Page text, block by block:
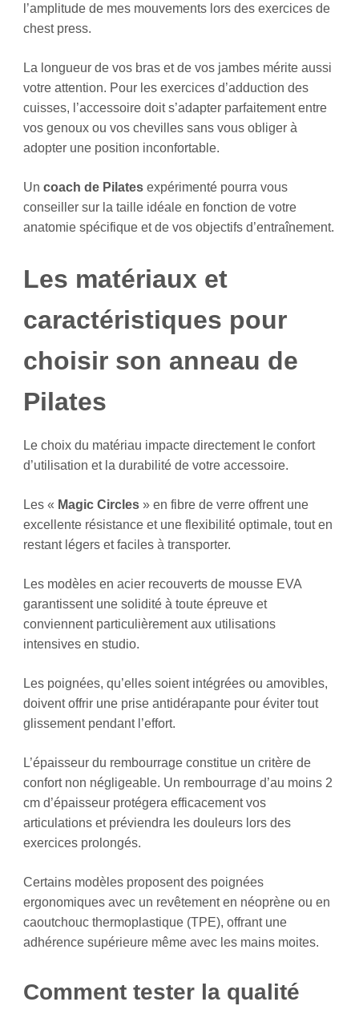
l’amplitude de mes mouvements lors des exercices de
chest press.
La longueur de vos bras et de vos jambes mérite aussi
votre attention. Pour les exercices d’adduction des
cuisses, l’accessoire doit s’adapter parfaitement entre
vos genoux ou vos chevilles sans vous obliger à
adopter une position inconfortable.
Uncoach de Pilates expérimenté pourra vous
conseiller sur la taille idéale en fonction de votre
anatomie spécifique et de vos objectifs d’entraînement.
Les matériaux et
caractéristiques pour
choisir son anneau de
Pilates
Le choix du matériau impacte directement le confort
d’utilisation et la durabilité de votre accessoire.
Les « Magic Circles » en fibre de verre offrent une
excellente résistance et une flexibilité optimale, tout en
restant légers et faciles à transporter.
Les modèles en acier recouverts de mousse EVA
garantissent une solidité à toute épreuve et
conviennent particulièrement aux utilisations
intensives en studio.
Les poignées, qu’elles soient intégrées ou amovibles,
doivent offrir une prise antidérapante pour éviter tout
glissement pendant l’effort.
L’épaisseur du rembourrage constitue un critère de
confort non négligeable. Un rembourrage d’au moins 2
cm d’épaisseur protégera efficacement vos
articulations et préviendra les douleurs lors des
exercices prolongés.
Certains modèles proposent des poignées
ergonomiques avec un revêtement en néoprène ou en
caoutchouc thermoplastique (TPE), offrant une
adhérence supérieure même avec les mains moites.
Comment tester la qualité